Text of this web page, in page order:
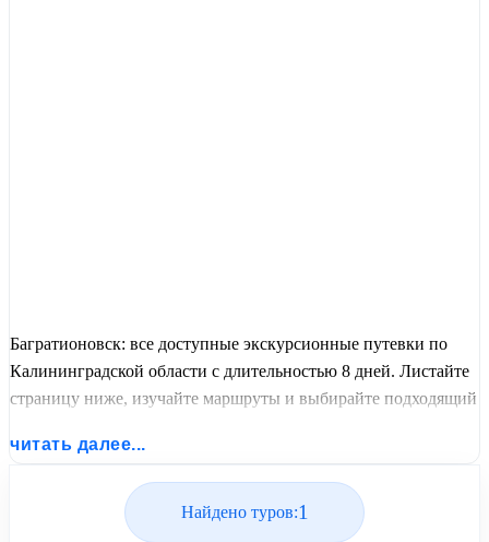
Багратионовск: все доступные экскурсионные путевки по
Калининградской области с длительностью 8 дней. Листайте
страницу ниже, изучайте маршруты и выбирайте подходящий
от United Travel Systems.
читать далее...
Найдено туров:1